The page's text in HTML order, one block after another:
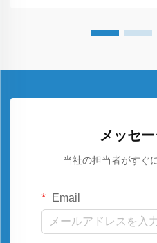
メッセ
当社の担当者がすぐ
Email